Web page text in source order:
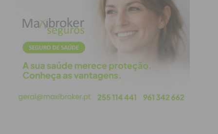
Imediato
Assine nossa newsletter por e-mail e
obtenha de forma regular a informação
atualizada.